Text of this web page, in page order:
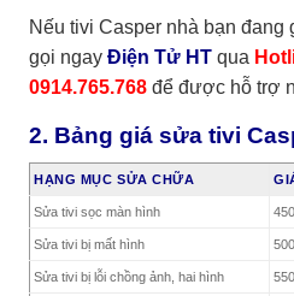
Nếu tivi Casper nhà bạn đang
gọi ngay Điện Tử HT qua
0914.765.768 để được hỗ trợ
2. Bảng giá sửa tivi
HẠNG MỤC SỬA CHỮA
Sửa tivi sọc màn hình
Sửa tivi bị mất hình
Sửa tivi bị lỗi chồng ảnh, hai hình